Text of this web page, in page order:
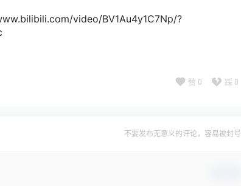
video/BV1Au4y1C7Np/?
赞 0 踩 0
不要发布无意义的评论，容易被封号